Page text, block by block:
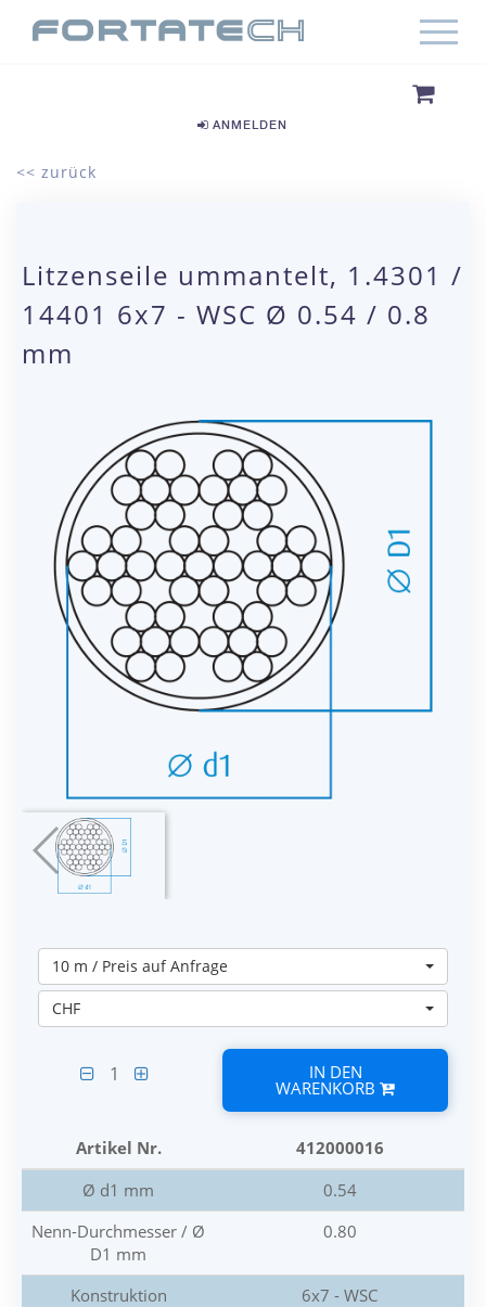
ANMELDEN
<< zurück
Litzenseile ummantelt, 1.4301 /
14401 6x7 - WSC Ø 0.54 / 0.8
mm
10 m / Preis auf Anfrage
CHF
1 IN DEN
WARENKORB
Artikel Nr.
412000016
Ø d1 mm
0.54
Nenn-Durchmesser / Ø
D1 mm
0.80
Konstruktion
6x7 - WSC